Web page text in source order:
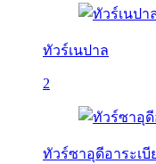
ทัวร์เนปาล
2
ทัวร์ซาอุดีอาระเบี